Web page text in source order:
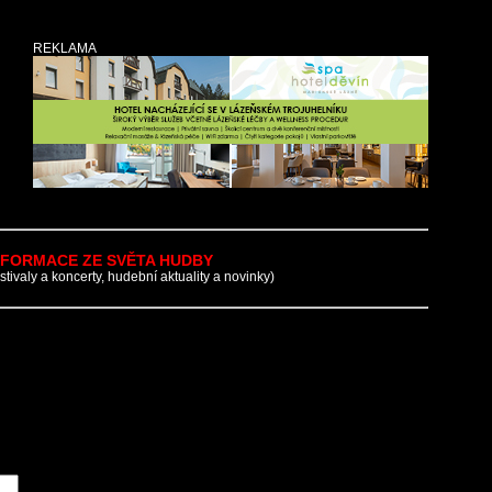
REKLAMA
ZE SVĚTA HUDBY
a koncerty, hudební aktuality a novinky)